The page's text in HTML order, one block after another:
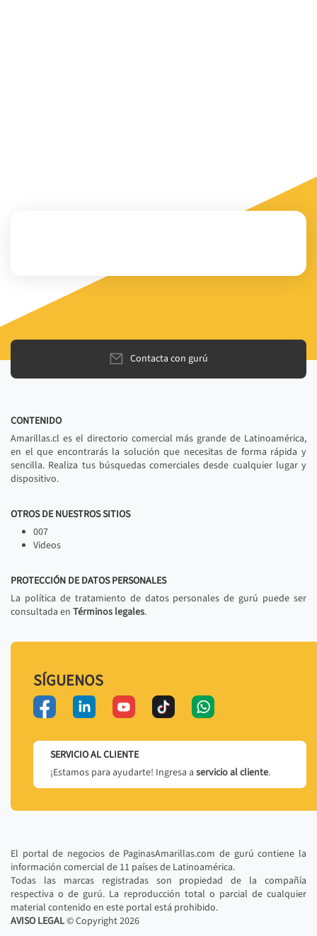
Contacta con gurú
CONTENIDO
Amarillas.cl es el directorio comercial más grande de Latinoamérica,
en el que encontrarás la solución que necesitas de forma rápida y
sencilla. Realiza tus búsquedas comerciales desde cualquier lugar y
dispositivo.
OTROS DE NUESTROS SITIOS
007
Videos
PROTECCIÓN DE DATOS PERSONALES
La política de tratamiento de datos personales de gurú puede ser
consultada en Términos legales.
SÍGUENOS
SERVICIO AL CLIENTE
¡Estamos para ayudarte! Ingresa a servicio al cliente.
El portal de negocios de PaginasAmarillas.com de gurú contiene la
información comercial de 11 países de Latinoamérica.
Todas las marcas registradas son propiedad de la compañía
respectiva o de gurú. La reproducción total o parcial de cualquier
material contenido en este portal está prohibido.
AVISO LEGAL© Copyright2026